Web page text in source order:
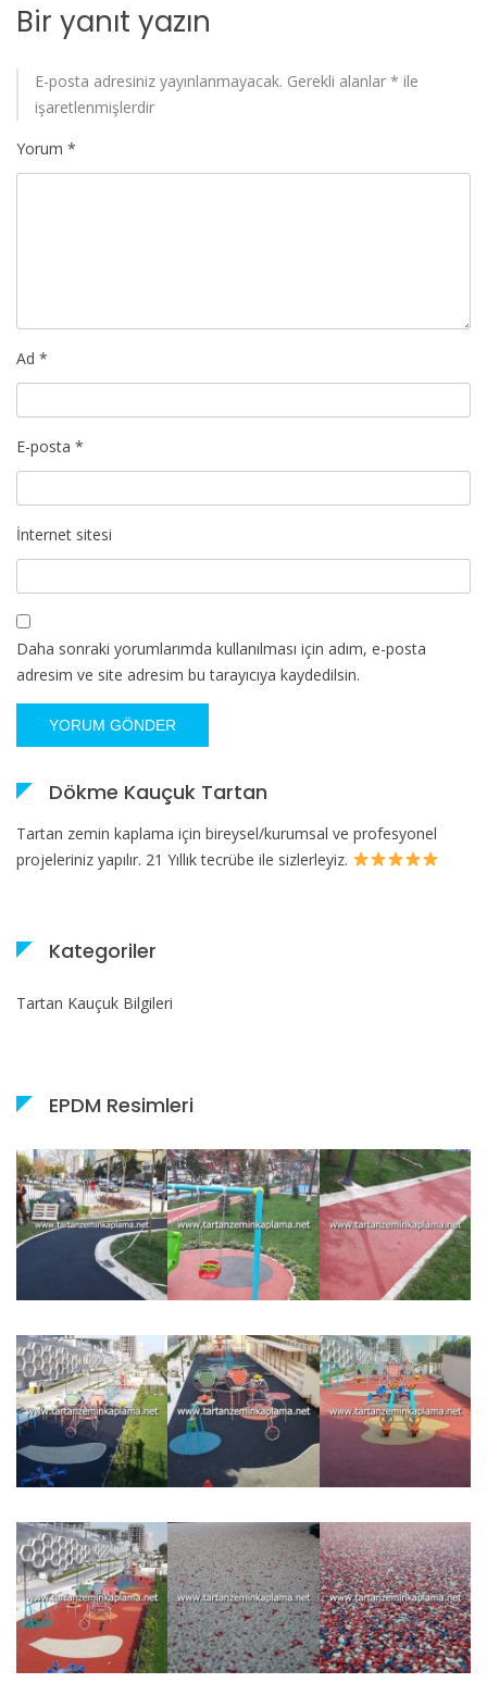
Bir yanıt yazın
E-posta adresiniz yayınlanmayacak. Gerekli alanlar * ile
işaretlenmişlerdir
Yorum *
Ad *
E-posta *
İnternet sitesi
Daha sonraki yorumlarımda kullanılması için adım, e-posta
adresim ve site adresim bu tarayıcıya kaydedilsin.
Dökme Kauçuk Tartan
Tartan zemin kaplama için bireysel/kurumsal ve profesyonel
projeleriniz yapılır. 21 Yıllık tecrübe ile sizlerleyiz.
Kategoriler
Tartan Kauçuk Bilgileri
EPDM Resimleri